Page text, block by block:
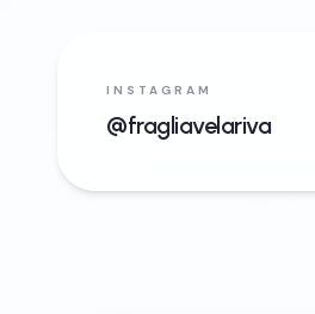
INSTAGRAM
@fragliavelariva